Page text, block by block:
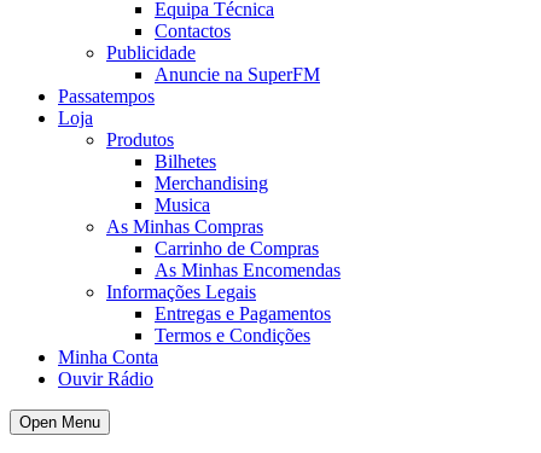
Equipa Técnica
Contactos
Publicidade
Anuncie na SuperFM
Passatempos
Loja
Produtos
Bilhetes
Merchandising
Musica
As Minhas Compras
Carrinho de Compras
As Minhas Encomendas
Informações Legais
Entregas e Pagamentos
Termos e Condições
Minha Conta
Ouvir Rádio
Open Menu